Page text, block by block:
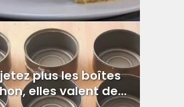
plus les boîtes
elles valent de...